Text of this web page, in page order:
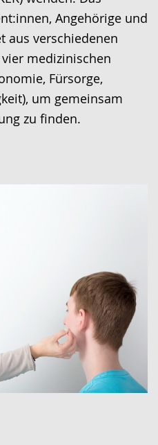
Angehörige und
aus verschiedenen
medizinischen
Fürsorge,
um gemeinsam
zu finden.